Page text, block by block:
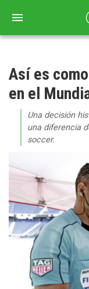
Así es
en el
Una decisión
una diferencia
soccer.